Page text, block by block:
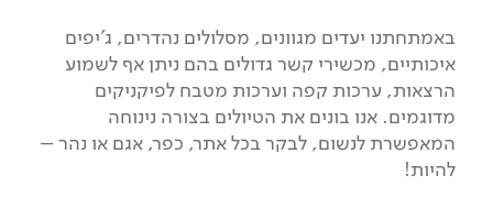
באמתחתנו יעדים מגוונים, מסלולים נהדרים, ג'יפים
איכותיים, מכשירי קשר גדולים בהם ניתן אף לשמוע
הרצאות, ערכות קפה וערכות מטבח לפיקניקים
מדוגמים. אנו בונים את הטיולים בצורה נינוחה
המאפשרת לנשום, לבקר בכל אתר, כפר, אגם או נהר –
להיות!